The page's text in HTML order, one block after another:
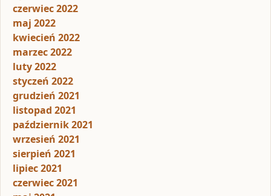
czerwiec 2022
maj 2022
kwiecień 2022
marzec 2022
luty 2022
styczeń 2022
grudzień 2021
listopad 2021
październik 2021
wrzesień 2021
sierpień 2021
lipiec 2021
czerwiec 2021